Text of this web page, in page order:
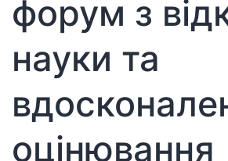
форум з
науки та
оцінювання